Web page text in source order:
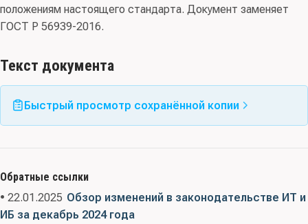
положениям настоящего стандарта. Документ заменяет
ГОСТ Р 56939-2016.
Текст документа
Быстрый просмотр сохранённой копии
Обратные ссылки
• 22.01.2025 Обзор изменений в законодательстве ИТ и
ИБ за декабрь 2024 года